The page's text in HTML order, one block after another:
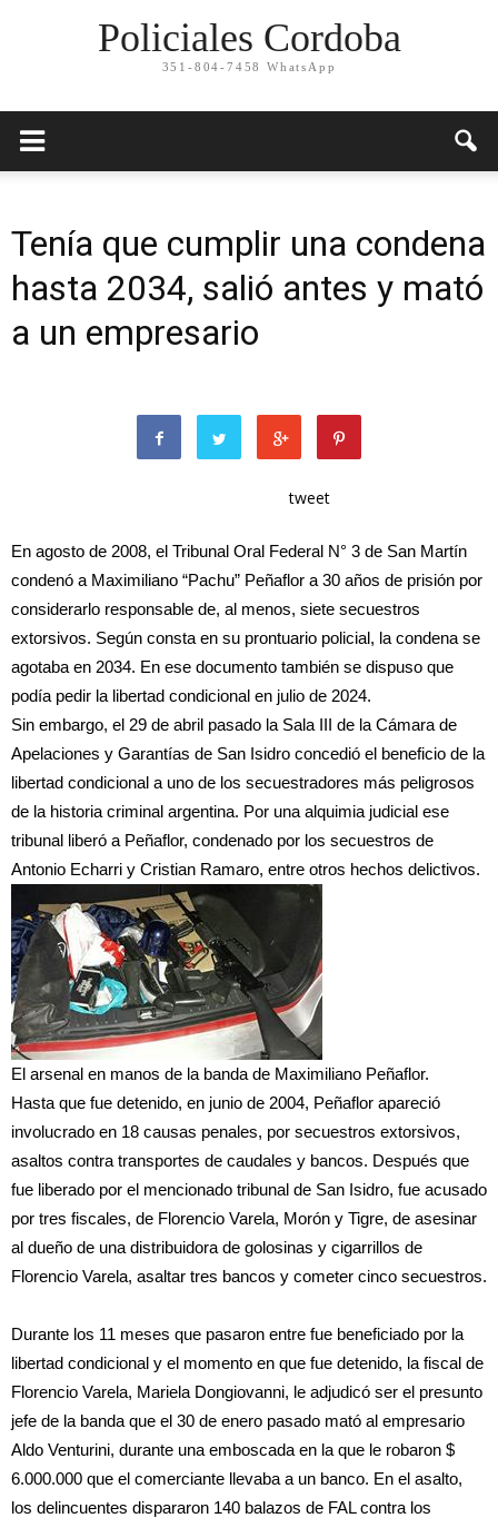
Policiales Cordoba
351-804-7458 WhatsApp
Tenía que cumplir una condena
hasta 2034, salió antes y mató
a un empresario
tweet
En agosto de 2008, el Tribunal Oral Federal N° 3 de San Martín
condenó a Maximiliano “Pachu” Peñaflor a 30 años de prisión por
considerarlo responsable de, al menos, siete secuestros
extorsivos. Según consta en su prontuario policial, la condena se
agotaba en 2034. En ese documento también se dispuso que
podía pedir la libertad condicional en julio de 2024.
Sin embargo, el 29 de abril pasado la Sala III de la Cámara de
Apelaciones y Garantías de San Isidro concedió el beneficio de la
libertad condicional a uno de los secuestradores más peligrosos
de la historia criminal argentina. Por una alquimia judicial ese
tribunal liberó a Peñaflor, condenado por los secuestros de
Antonio Echarri y Cristian Ramaro, entre otros hechos delictivos.
El arsenal en manos de la banda de Maximiliano Peñaflor.
Hasta que fue detenido, en junio de 2004, Peñaflor apareció
involucrado en 18 causas penales, por secuestros extorsivos,
asaltos contra transportes de caudales y bancos. Después que
fue liberado por el mencionado tribunal de San Isidro, fue acusado
por tres fiscales, de Florencio Varela, Morón y Tigre, de asesinar
al dueño de una distribuidora de golosinas y cigarrillos de
Florencio Varela, asaltar tres bancos y cometer cinco secuestros.
Durante los 11 meses que pasaron entre fue beneficiado por la
libertad condicional y el momento en que fue detenido, la fiscal de
Florencio Varela, Mariela Dongiovanni, le adjudicó ser el presunto
jefe de la banda que el 30 de enero pasado mató al empresario
Aldo Venturini, durante una emboscada en la que le robaron $
6.000.000 que el comerciante llevaba a un banco. En el asalto,
los delincuentes dispararon 140 balazos de FAL contra los